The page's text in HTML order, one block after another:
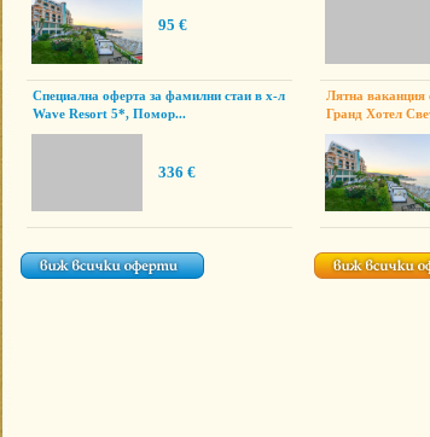
95 €
Специална оферта за фамилни стаи в х-л
Wave Resort 5*, Помор...
336 €
Лятна
Гранд Хотел